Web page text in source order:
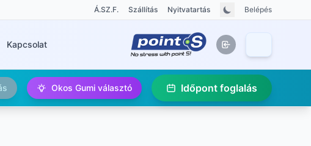
Á.SZ.F. Szállítás Nyitvatartás Belépés
Kapcsolat
Okos Gumi választó Időpont foglalás